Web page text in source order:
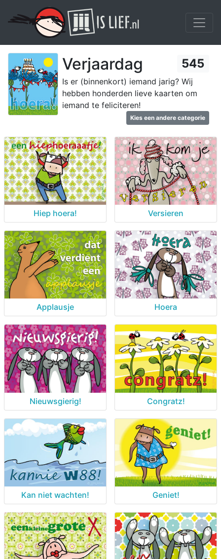
Verjaardag 545
Is er (binnenkort) iemand jarig? Wij
hebben honderden lieve kaarten om
iemand te feliciteren!
Kies een andere categorie
Hiep hoera! Versieren
Applausje Hoera
Nieuwsgierig! Congratz!
Kan niet wachten! Geniet!